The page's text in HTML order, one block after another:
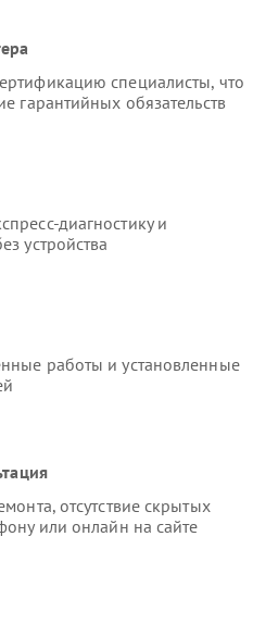
специалисты, что
гарантийных обязательств
диагностику и
устройства
работы и установленные
отсутствие скрытых
или онлайн на сайте